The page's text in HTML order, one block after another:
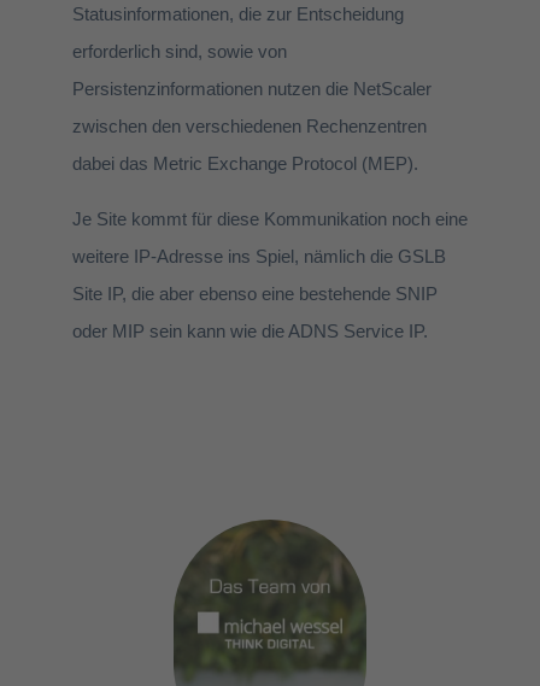
Statusinformationen, die zur Entscheidung
erforderlich sind, sowie von
Persistenzinformationen nutzen die NetScaler
zwischen den verschiedenen Rechenzentren
dabei das Metric Exchange Protocol (MEP).
Je Site kommt für diese Kommunikation noch eine
weitere IP-Adresse ins Spiel, nämlich die GSLB
Site IP, die aber ebenso eine bestehende SNIP
oder MIP sein kann wie die ADNS Service IP.